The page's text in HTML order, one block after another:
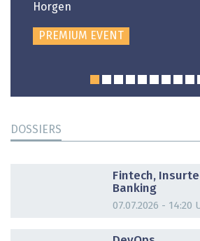
Horgen
PREMIUM EVENT
DOSSIERS
Fintech,
Banking
07.07.2026 - 14:20